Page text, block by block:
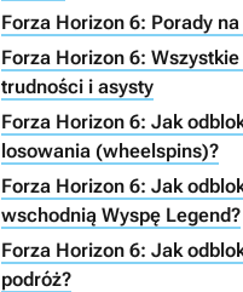
Forza Horizon 6: Porady
Forza Horizon 6:
trudności i asysty
Forza Horizon 6: Jak
losowania (wheelspins)?
Forza Horizon 6: Jak
wschodnią Wyspę Legend?
Forza Horizon 6: Jak
podróż?